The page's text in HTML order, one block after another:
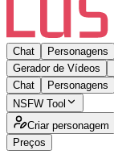
Chat Personagens
Gerador de Vídeos
Chat
Personagens
NSFW Tool
Criar personagem
Preços